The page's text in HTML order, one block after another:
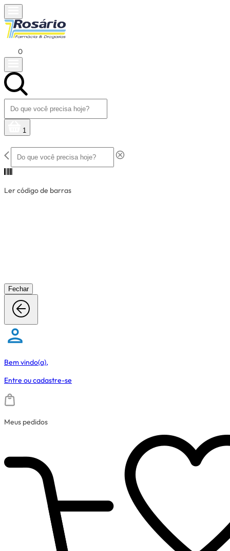
0
1
Ler código de barras
Fechar
Bem vindo(a),
Entre oucadastre-se
Meus pedidos